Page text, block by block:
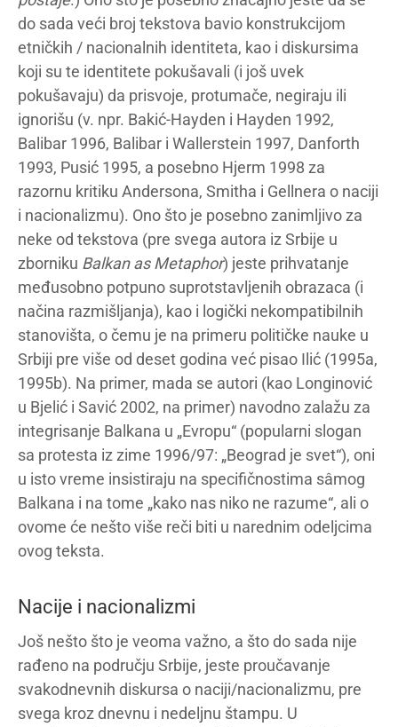
do sada veći broj tekstova bavio konstrukcijom
etničkih / nacionalnih identiteta, kao i diskursima
koji su te identitete pokušavali (i još uvek
pokušavaju) da prisvoje, protumače, negiraju ili
ignorišu (v. npr. Bakić-Hayden i Hayden 1992,
Balibar 1996, Balibar i Wallerstein 1997, Danforth
1993, Pusić 1995, a posebno Hjerm 1998 za
razornu kritiku Andersona, Smitha i Gellnera o naciji
i nacionalizmu). Ono što je posebno zanimljivo za
neke od tekstova (pre svega autora iz Srbije u
zborniku Balkan as Metaphor) jeste prihvatanje
međusobno potpuno suprotstavljenih obrazaca (i
načina razmišljanja), kao i logički nekompatibilnih
stanovišta, o čemu je na primeru političke nauke u
Srbiji pre više od deset godina već pisao Ilić (1995a,
1995b). Na primer, mada se autori (kao Longinović
u Bjelić i Savić 2002, na primer) navodno zalažu za
integrisanje Balkana u „Evropu“ (popularni slogan
sa protesta iz zime 1996/97: „Beograd je svet“), oni
u isto vreme insistiraju na specifičnostima sâmog
Balkana i na tome „kako nas niko ne razume“, ali o
ovome će nešto više reči biti u narednim odeljcima
ovog teksta.
Nacije i nacionalizmi
Još nešto što je veoma važno, a što do sada nije
rađeno na području Srbije, jeste proučavanje
svakodnevnih diskursa o naciji/nacionalizmu, pre
svega kroz dnevnu i nedeljnu štampu. U